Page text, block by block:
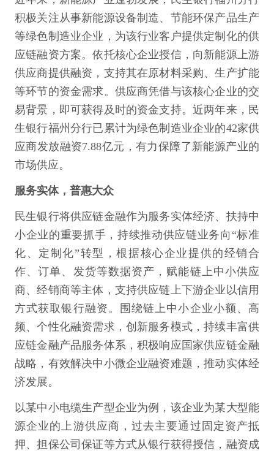
积极关注从事新能源设备制造、节能环保产品生产
等绿色制造业企业，为该行业客户提供定制化的供
应链融资方案。依托核心企业授信，向新能源上游
供应商提供融资，支持其在原材料采购、生产扩能
等环节的资金需求。供应商凭借与该核心企业的交
易背景，即可获得及时的资金支持。近两年来，民
生银行福州分行已累计为绿色制造业企业的42家供
应商发放融资7.88亿元，有力保障了新能源产业的
市场供应。
服务实体，普惠大众
民生银行将供应链金融作为服务实体经济、扶持中
小企业的重要抓手，持续推动供应链业务向“标准
化、定制化”转型，根据核心企业提供的经销合
作、订单、发货等数据资产，赋能链上中小供应
商、经销商等主体，支持供应链上下游企业以信用
方式获取银行融资。围绕链上中小企业小额、高
频、个性化融资需求，创新服务模式，持续丰富供
应链金融产品服务体系，积极响应国家供应链金融
战略，有效解决中小微企业融资难题，推动实体经
济发展。
以某中小电缆生产型企业为例，该企业为某大型能
源企业的上游供应商，过去主要通过固定资产抵
押、担保公司保证等方式从银行获得授信，融资成